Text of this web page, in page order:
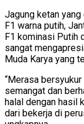
Jagung ketan
F1 warna putih,
F1 kominasi Putih
sangat
Muda Karya yang
“Merasa
semangat dan
halal dengan hasil
dari bekerja di